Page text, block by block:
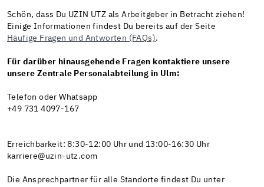
Schön, dass Du UZIN UTZ als Arbeitgeber in Betracht ziehen!
Einige Informationen findest Du bereits auf der Seite
Häufige Fragen und Antworten (FAQs).
Für darüber hinausgehende Fragen kontaktiere unsere
unsere Zentrale Personalabteilung in Ulm:
Telefon oder Whatsapp
+49 731 4097-167
Erreichbarkeit: 8:30-12:00 Uhr und 13:00-16:30 Uhr
karriere@uzin-utz.com
Die Ansprechpartner für alle Standorte findest Du unter